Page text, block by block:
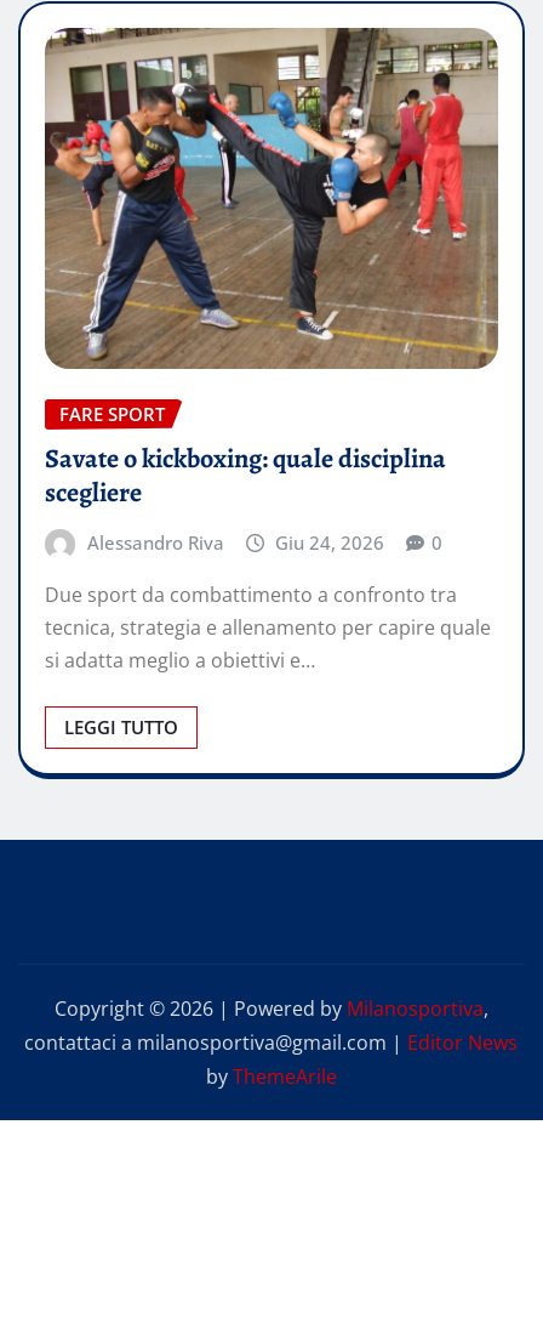
FARE SPORT
Savate o kickboxing: quale disciplina
scegliere
Alessandro Riva Giu 24, 2026 0
Due sport da combattimento a confronto tra
tecnica, strategia e allenamento per capire quale
si adatta meglio a obiettivi e…
LEGGI TUTTO
Copyright © 2026 | Powered by Milanosportiva,
contattaci a milanosportiva@gmail.com | Editor News
byThemeArile